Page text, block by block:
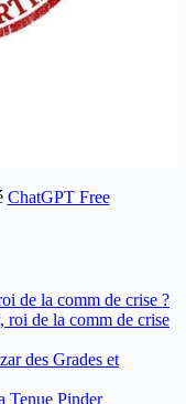
ChatGPT Free
de la comm de crise ?
roi de la comm de crise
des Grades et
Tenue Pinder